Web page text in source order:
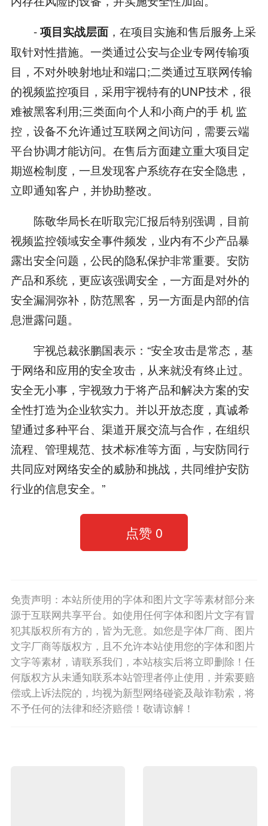
-项目实战层面，在项目实施和售后服务上采
取针对性措施。一类通过公安与企业专网传输项
目，不对外映射地址和端口;二类通过互联网传输
的视频监控项目，采用宇视特有的UNP技术，很
难被黑客利用;三类面向个人和小商户的手 机 监
控，设备不允许通过互联网之间访问，需要云端
平台协调才能访问。在售后方面建立重大项目定
期巡检制度，一旦发现客户系统存在安全隐患，
立即通知客户，并协助整改。
陈敬华局长在听取完汇报后特别强调，目前
视频监控领域安全事件频发，业内有不少产品暴
露出安全问题，公民的隐私保护非常重要。安防
产品和系统，更应该强调安全，一方面是对外的
安全漏洞弥补，防范黑客，另一方面是内部的信
息泄露问题。
宇视总裁张鹏国表示：“安全攻击是常态，基
于网络和应用的安全攻击，从来就没有终止过。
安全无小事，宇视致力于将产品和解决方案的安
全性打造为企业软实力。并以开放态度，真诚希
望通过多种平台、渠道开展交流与合作，在组织
流程、管理规范、技术标准等方面，与安防同行
共同应对网络安全的威胁和挑战，共同维护安防
行业的信息安全。”
点赞 0
免责声明：本站所使用的字体和图片文字等素材部分来
源于互联网共享平台。如使用任何字体和图片文字有冒
犯其版权所有方的，皆为无意。如您是字体厂商、图片
文字厂商等版权方，且不允许本站使用您的字体和图片
文字等素材，请联系我们，本站核实后将立即删除！任
何版权方从未通知联系本站管理者停止使用，并索要赔
偿或上诉法院的，均视为新型网络碰瓷及敲诈勒索，将
不予任何的法律和经济赔偿！敬请谅解！